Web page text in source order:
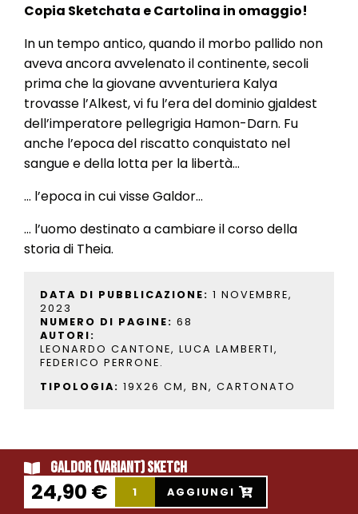
Copia Sketchata e Cartolina in omaggio!
In un tempo antico, quando il morbo pallido non
aveva ancora avvelenato il continente, secoli
prima che la giovane avventuriera Kalya
trovasse l’Alkest, vi fu l’era del dominio gjaldest
dell’imperatore pellegrigia Hamon-Darn. Fu
anche l’epoca del riscatto conquistato nel
sangue e della lotta per la libertà…
… l’epoca in cui visse Galdor…
… l’uomo destinato a cambiare il corso della
storia di Theia.
DATA DI PUBBLICAZIONE: 1 NOVEMBRE,
2023
NUMERO DI PAGINE: 68
AUTORI:
LEONARDO CANTONE, LUCA LAMBERTI,
FEDERICO PERRONE.
TIPOLOGIA: 19X26 CM, BN, CARTONATO
Galdor (Variant) Sketch
24,90 € AGGIUNGI